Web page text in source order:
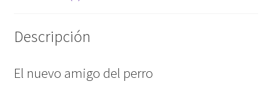
Descripción
El nuevo amigo del perro